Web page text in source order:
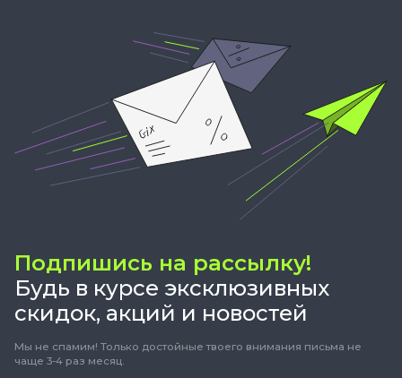
Подпишись на рассылку!
Будь в курсе эксклюзивных
скидок, акций и новостей
Мы не спамим! Только достойные твоего внимания письма не
чаще 3-4 раз месяц.